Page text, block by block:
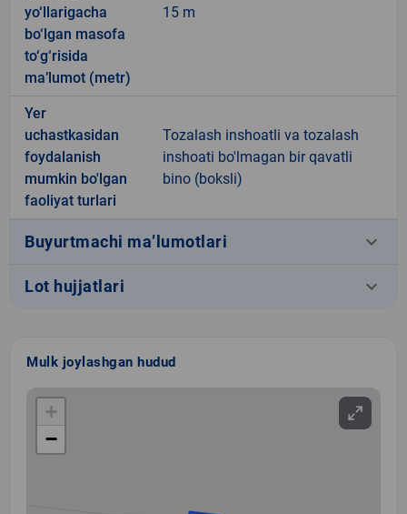
yo‘llarigacha
bo‘lgan masofa
to‘g‘risida
ma’lumot (metr)
15 m
Yer
uchastkasidan
foydalanish
mumkin bo'lgan
faoliyat turlari
Tozalash inshoatli va tozalash
inshoati bo'lmagan bir qavatli
bino (boksli)
Buyurtmachi ma’lumotlari keyboard_arrow_down
Lot hujjatlari keyboard_arrow_down
Mulk joylashgan hudud
+
−